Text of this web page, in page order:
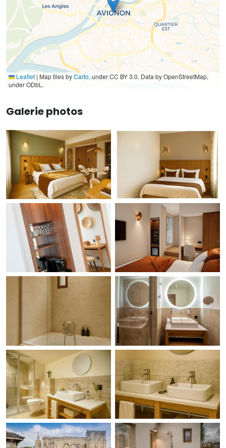
Leaflet | Map tiles byCarto, under CC BY 3.0. Data by OpenStreetMap,
under ODbL.
Galerie photos